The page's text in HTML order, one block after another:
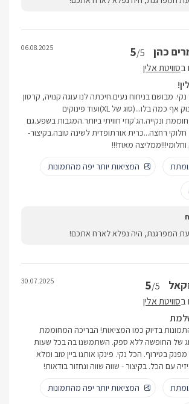
כהן 5/5
בסוויטת אלין
06.08.2025
מבושם בניחוח נעים.חיכתה לנו עוגה קנויה, קרטון
חלב, מיץ ומים.ולפינוק אף כמה בלו...(סוג של XL)ועוד פינוקים
ונקייה.הג'קוזי חוויתי ביותר.המגבות בשפע.גם
רחצה...כרית אורתופדית לשינה טובה.בקיצור-
מאוד!!!
המציאות יותר יפה מהתמונות
המפרגנת, היה נפלא לארח אתכם!
5/5
בסוויטת אלין
30.07.2025
בדיוק כמו המציאות! הבריכה המחוממת
של החופשה ללא ספק. השתמשנו בה בכל שעות
מפנק בטירוף. הכל נקי. פינקו אותנו ביין טוב ומלא
עם הכל. בקיצור - שווה שווה ונחזור בודאות!
המציאות יותר יפה מהתמונות